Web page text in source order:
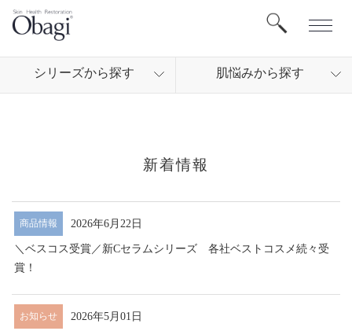
シリ ーズから探す 肌悩みから探す
新着情報
2026年6月22日
商品情報
＼ベスコス受賞／新Cセラムシリーズ 各社ベストコスメ続々受
賞！
2026年5月01日
お知らせ